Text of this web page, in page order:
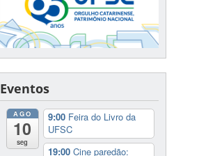
Eventos
AGO
10
seg
9:00 Feira do Livro da
UFSC
19:00 Cine paredão: